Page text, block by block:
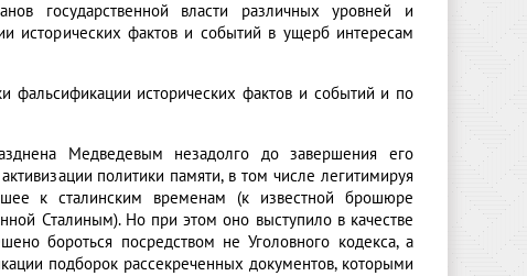
государственной власти различных уровней и
исторических фактов и событий в ущерб интересам
фальсификации исторических фактов и событий и по
Медведевым незадолго до завершения его
политики памяти, в том числе легитимируя
к сталинским временам (к известной брошюре
Сталиным). Но при этом оно выступило в качестве
бороться посредством не Уголовного кодекса, а
подборок рассекреченных документов, которыми